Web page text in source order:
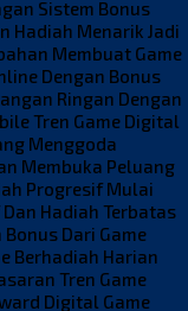
Sistem Bonus
Hadiah Menarik Jadi
Membuat Game
Dengan Bonus
Ringan Dengan
Tren Game Digital
Menggoda
Membuka Peluang
Progresif Mulai
Hadiah Terbatas
Dari Game
Berhadiah Harian
Tren Game
Digital Game